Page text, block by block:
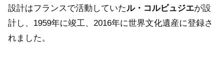
設計はフランスで活動していたル・コルビュジエが設
計し、1959年に竣工、2016年に世界文化遺産に登録さ
れました。